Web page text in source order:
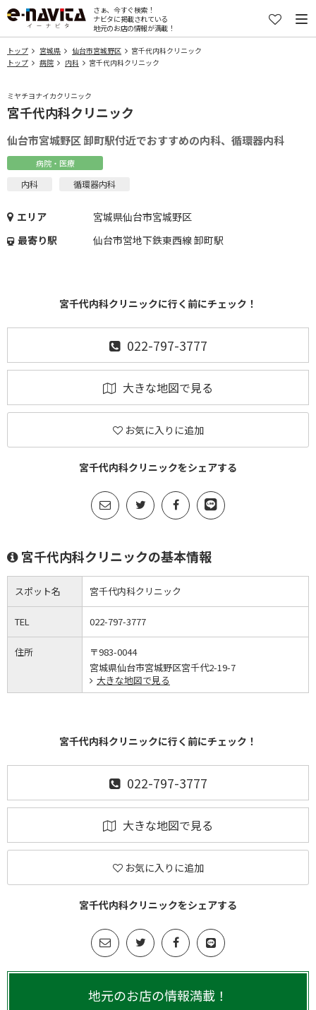
さぁ、今すぐ検索！
ナビタに掲載されている
地元のお店の情報が満載！
トップ 宮城県 仙台市宮城野区
宮千代内科クリニック
トップ
病院 内科 宮千代内科クリニック
ミヤチヨナイカクリニック
宮千代内科クリニック
仙台市宮城野区 卸町駅付近でおすすめの内科、循環器内科
病院・医療
内科 循環器内科
エリア
宮城県仙台市宮城野区
最寄り駅
仙台市営地下鉄東西線 卸町駅
宮千代内科クリニックに行く前にチェック！
022-797-3777
大きな地図で見る
お気に入りに追加
宮千代内科クリニックをシェアする
宮千代内科クリニックの基本情報
スポット名 宮千代内科クリニック
TEL 022-797-3777
住所
〒983-0044
宮城県仙台市宮城野区宮千代2-19-7
大きな地図で見る
宮千代内科クリニックに行く前にチェック！
022-797-3777
大きな地図で見る
お気に入りに追加
宮千代内科クリニックをシェアする
地元のお店の情報満載！